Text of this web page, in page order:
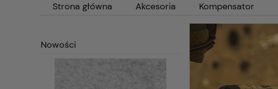
Strona główna Akcesoria Kompensator
Nowości